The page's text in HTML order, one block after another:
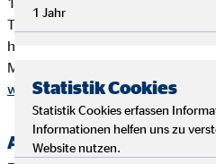
Tel. 0180 / 6005850 (20 Cent/
höchstens 60 Cent/Anruf aus
Mail
www.dihk.de,
Alternative
1 Jahr
Statistik Cookies
Statistik Cookies erfassen
Informationen helfen uns zu
Website nutzen.